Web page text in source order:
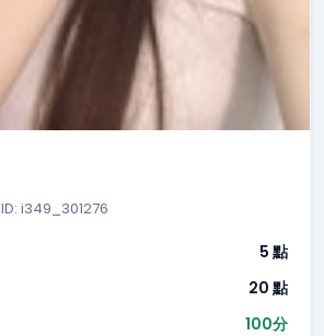
ID: i349_301276
5 點
20 點
100分